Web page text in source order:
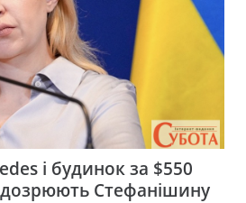
і будинок за $550
Стефанішину